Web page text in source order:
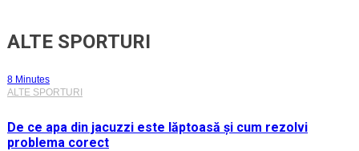
ALTE SPORTURI
8 Minutes
ALTE SPORTURI
De ce apa din jacuzzi este lăptoasă și cum rezolvi
problema corect